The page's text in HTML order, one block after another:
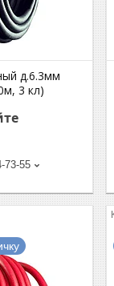
д.6.3мм
3 кл)
73-55